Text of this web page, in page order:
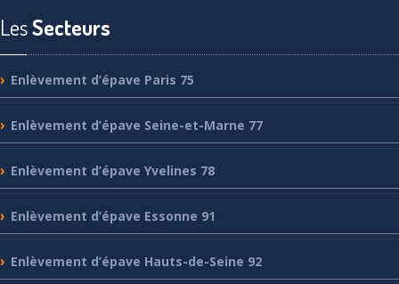
LesSecteurs
Enlèvement d’épave Paris 75
Enlèvement d’épave Seine-et-Marne 77
Enlèvement d’épave Yvelines 78
Enlèvement d’épave Essonne 91
Enlèvement d’épave Hauts-de-Seine 92